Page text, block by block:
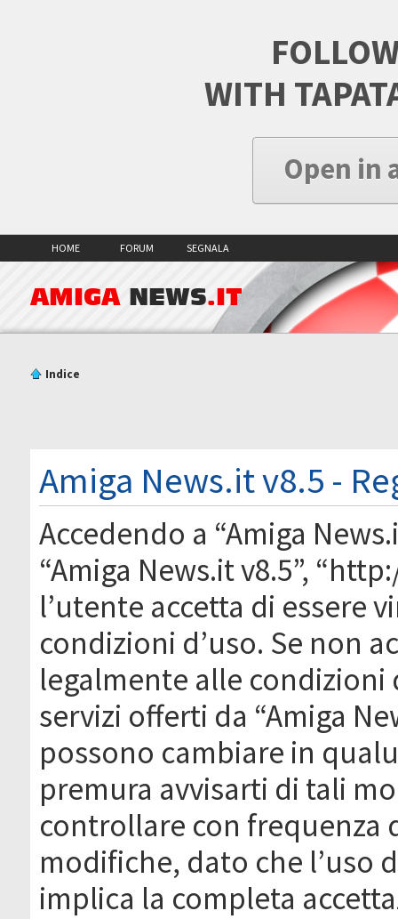
WITH
Open in
HOME FORUM SEGNALA
AMIGA NEWS.IT
Indice
Amiga News.it v8.5 -
Accedendo a “Amiga
“Amiga News.it v8.5”,
l’utente accetta di essere
condizioni d’uso. Se non
legalmente alle condizioni
servizi offerti da “Amiga
possono cambiare in
premura avvisarti di tali
controllare con frequenza
modifiche, dato che l’uso
implica la completa